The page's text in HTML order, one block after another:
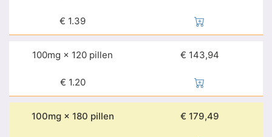
€ 1.39
100mg × 120 pillen € 143,94
€ 1.20
100mg × 180 pillen € 179,49